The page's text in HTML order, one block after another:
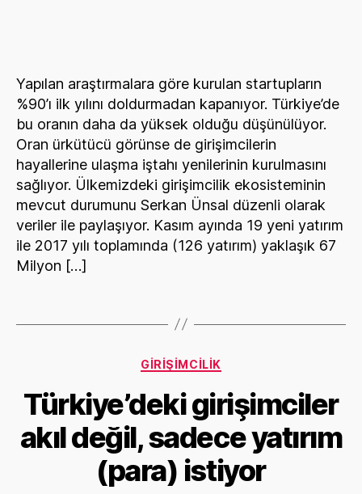
Yapılan araştırmalara göre kurulan startupların
%90’ı ilk yılını doldurmadan kapanıyor. Türkiye’de
bu oranın daha da yüksek olduğu düşünülüyor.
Oran ürkütücü görünse de girişimcilerin
hayallerine ulaşma iştahı yenilerinin kurulmasını
sağlıyor. Ülkemizdeki girişimcilik ekosisteminin
mevcut durumunu Serkan Ünsal düzenli olarak
veriler ile paylaşıyor. Kasım ayında 19 yeni yatırım
ile 2017 yılı toplamında (126 yatırım) yaklaşık 67
Milyon […]
Categories
GIRIŞIMCILIK
Türkiye’deki girişimciler
akıl değil, sadece yatırım
(para) istiyor